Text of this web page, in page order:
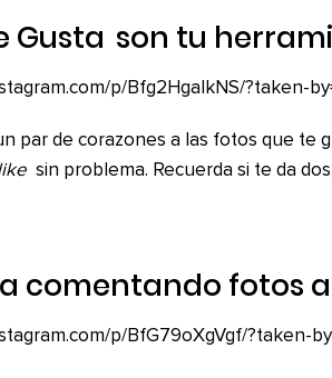
Gusta son tu
p/Bfg2HgalkNS/?taken-
par de corazones a las fotos que te
sin problema. Recuerda si te da
comentando fotos
p/BfG79oXgVgf/?taken-